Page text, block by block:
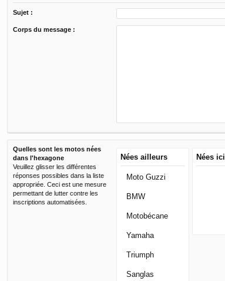
Sujet :
Corps du message :
Quelles sont les motos nées
dans l'hexagone
Veuillez glisser les différentes
réponses possibles dans la liste
appropriée. Ceci est une mesure
permettant de lutter contre les
inscriptions automatisées.
Nées ailleurs
Moto Guzzi
BMW
Motobécane
Yamaha
Triumph
Sanglas
Nées ici